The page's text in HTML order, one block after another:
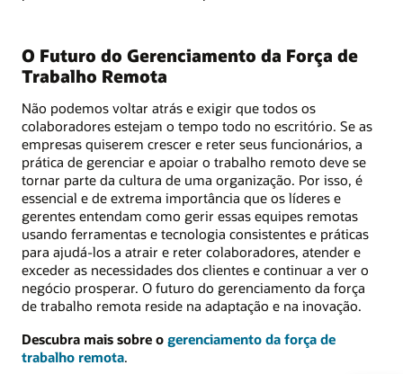
O Futuro do Gerenciamento da Força de
Trabalho Remota
Não podemos voltar atrás e exigir que todos os
colaboradores estejam o tempo todo no escritório. Se as
empresas quiserem crescer e reter seus funcionários, a
prática de gerenciar e apoiar o trabalho remoto deve se
tornar parte da cultura de uma organização. Por isso, é
essencial e de extrema importância que os líderes e
gerentes entendam como gerir essas equipes remotas
usando ferramentas e tecnologia consistentes e práticas
para ajudá-los a atrair e reter colaboradores, atender e
exceder as necessidades dos clientes e continuar a ver o
negócio prosperar. O futuro do gerenciamento da força
de trabalho remota reside na adaptação e na inovação.
Descubra mais sobre o gerenciamento da força de
trabalho remota.